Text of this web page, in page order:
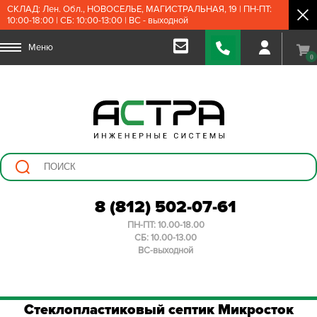
СКЛАД: Лен. Обл., НОВОСЕЛЬЕ, МАГИСТРАЛЬНАЯ, 19 | ПН-ПТ:
10:00-18:00 | СБ: 10:00-13:00 | ВС - выходной
Меню
0
8 (812) 502-07-61
ПН-ПТ: 10.00-18.00
СБ: 10.00-13.00
ВС-выходной
Стеклопластиковый септик Микросток